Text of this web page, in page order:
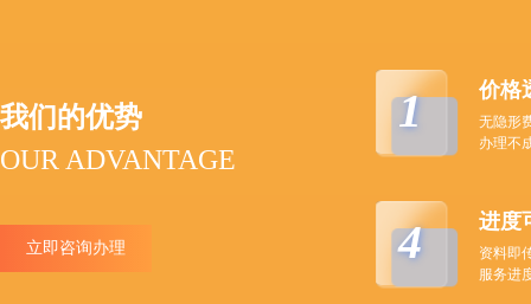
我们的优势
OUR ADVANTAGE
立即咨询办理
1 价格
无隐形
办理不
4 进度
资料即
服务进